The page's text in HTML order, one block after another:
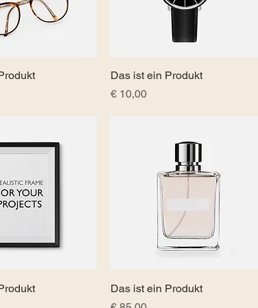
Schnellansicht
Das ist ein Produkt
Preis
€ 10,00
Schnellansicht
Das ist ein Produkt